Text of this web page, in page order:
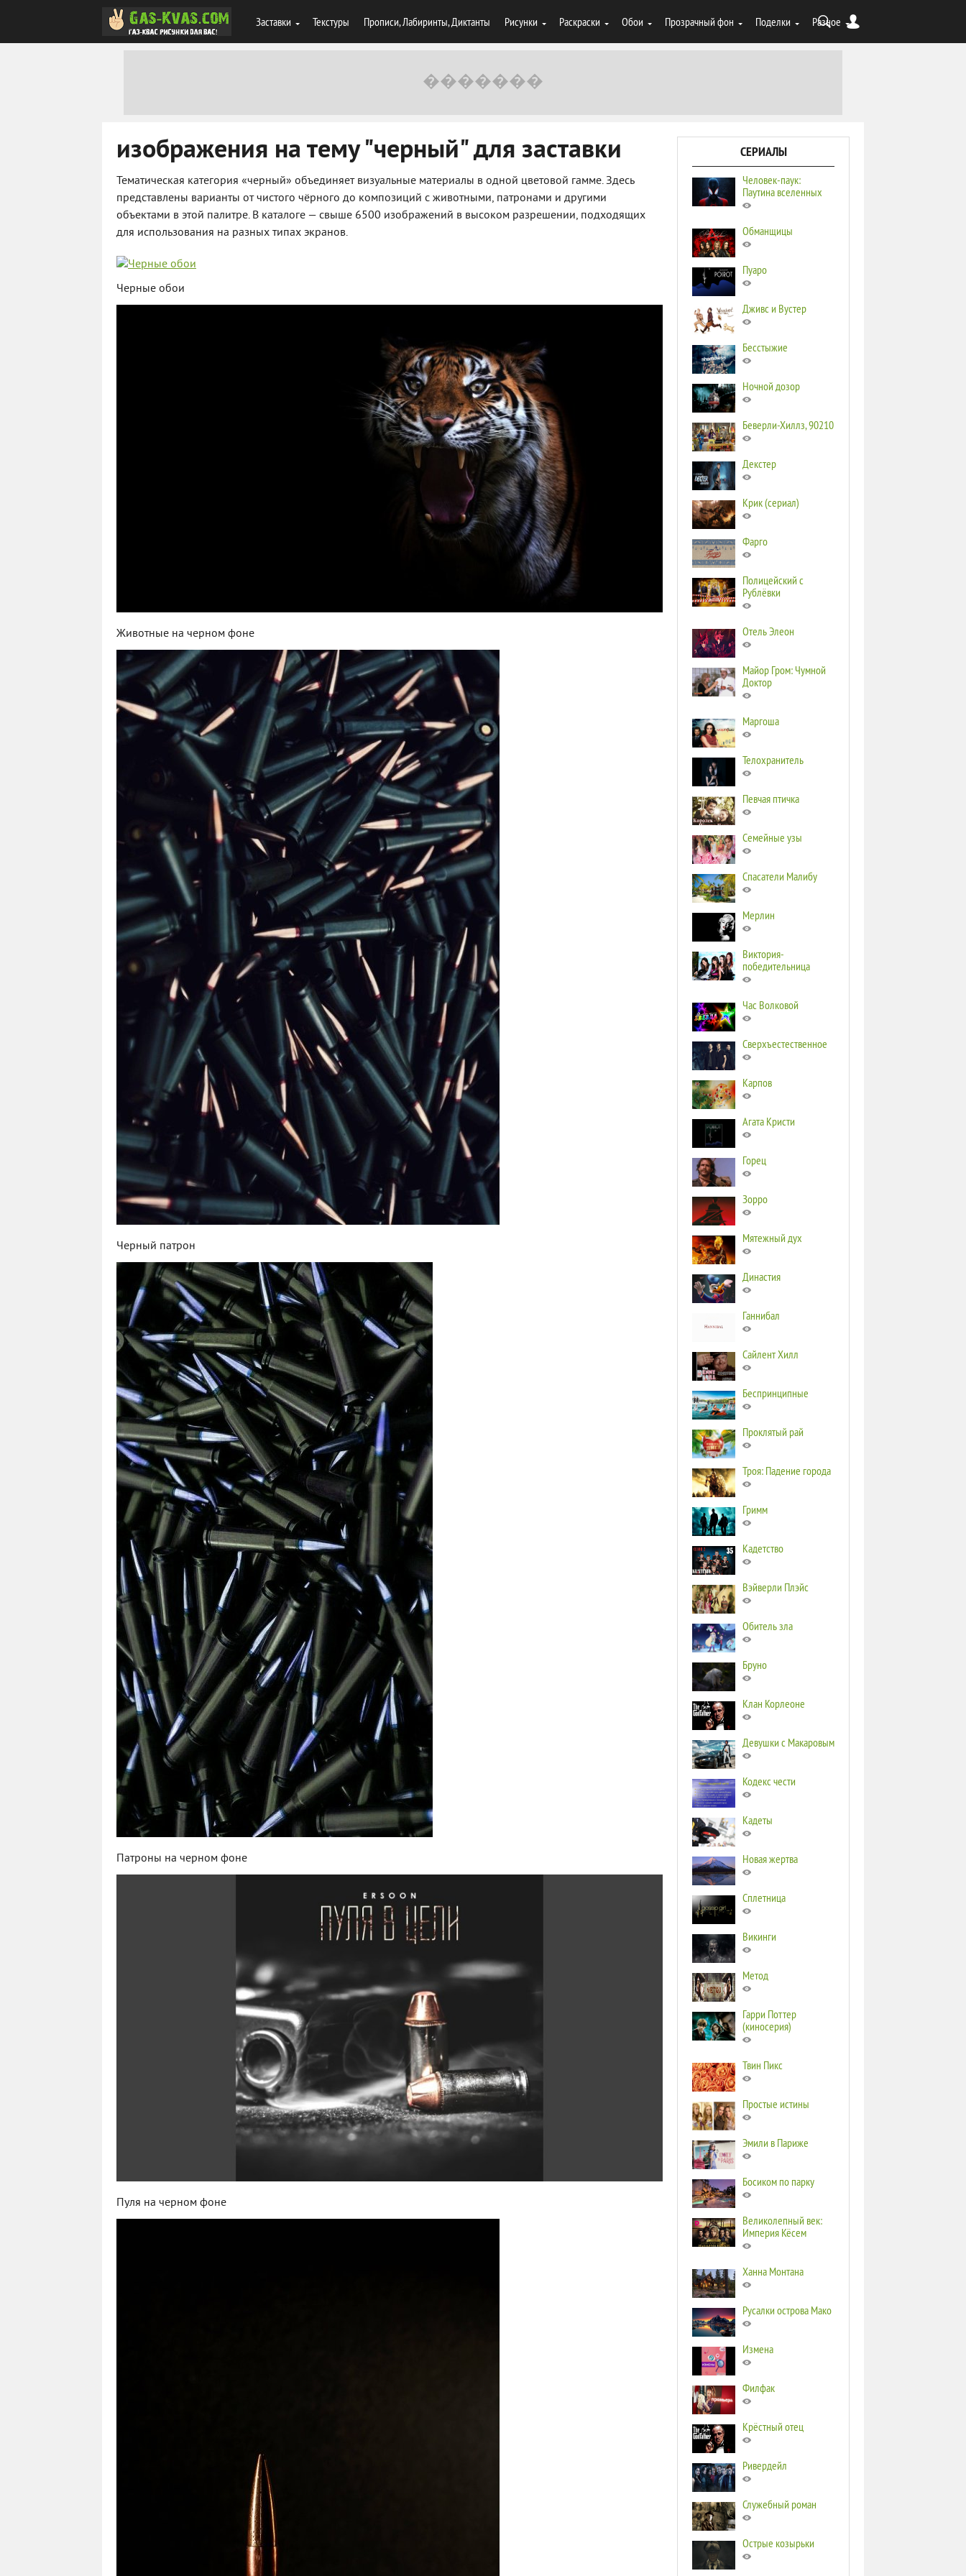
Заставки Текстуры Прописи, Лабиринты, Диктанты Рисунки Раскраски Обои Прозрачный фон Поделки Разное
изображения на тему "черный" для заставки
Тематическая категория «черный» объединяет визуальные материалы в одной цветовой гамме. Здесь
представлены варианты от чистого чёрного до композиций с животными, патронами и другими
объектами в этой палитре. В каталоге — свыше 6500 изображений в высоком разрешении, подходящих
для использования на разных типах экранов.
Черные обои
Животные на черном фоне
Черный патрон
Патроны на черном фоне
Пуля на черном фоне
СЕРИАЛЫ
Человек-паук:
Паутина вселенных
Обманщицы
Пуаро
Дживс и Вустер
Бесстыжие
Ночной дозор
Беверли-Хиллз, 90210
Декстер
Крик (сериал)
Фарго
Полицейский с
Рублёвки
Отель Элеон
Майор Гром: Чумной
Доктор
Маргоша
Телохранитель
Певчая птичка
Семейные узы
Спасатели Малибу
Мерлин
Виктория-
победительница
Час Волковой
Сверхъестественное
Карпов
Агата Кристи
Горец
Зорро
Мятежный дух
Династия
Ганнибал
Сайлент Хилл
Беспринципные
Проклятый рай
Троя: Падение города
Гримм
Кадетство
Вэйверли Плэйс
Обитель зла
Бруно
Клан Корлеоне
Девушки с Макаровым
Кодекс чести
Кадеты
Новая жертва
Сплетница
Викинги
Метод
Гарри Поттер
(киносерия)
Твин Пикс
Простые истины
Эмили в Париже
Босиком по парку
Великолепный век:
Империя Кёсем
Ханна Монтана
Русалки острова Мако
Измена
Филфак
Крёстный отец
Ривердейл
Служебный роман
Острые козырьки